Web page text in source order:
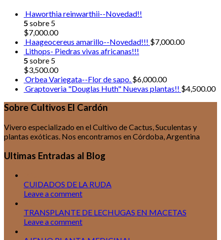
Haworthia reinwarthii--Novedad!!
5 sobre 5
$7,000.00
Haageocereus amarillo--Novedad!!! $7,000.00
Lithops- Piedras vivas africanas!!!
5 sobre 5
$3,500.00
Orbea Variegata--Flor de sapo. $6,000.00
Graptoveria "Douglas Huth" Nuevas plantas!! $4,500.00
Sobre Cultivos El Cardón
Vivero especializado en el Cultivo de Cactus, Suculentas y
plantas exóticas. Nos encontramos en Córdoba, Argentina
Ultimas Entradas al Blog
CUIDADOS DE LA RUDA
Leave a comment
TRANSPLANTE DE LECHUGAS EN MACETAS
Leave a comment